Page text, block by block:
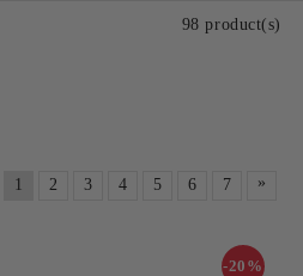
98 product(s)
1 2 3 4 5 6 7 »
-20%